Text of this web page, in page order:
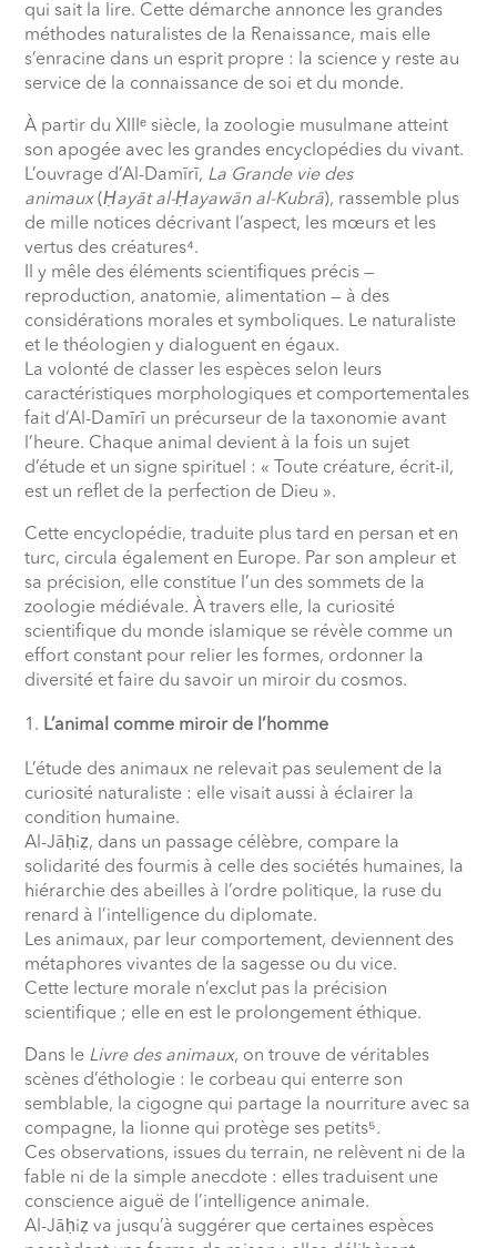
qui sait la lire. Cette démarche annonce les grandes
méthodes naturalistes de la Renaissance, mais elle
s’enracine dans un esprit propre : la science y reste au
service de la connaissance de soi et du monde.
À partir du XIIIᵉ siècle, la zoologie musulmane atteint
son apogée avec les grandes encyclopédies du vivant.
L’ouvrage d’Al-Damīrī, La Grande vie des
animaux(Ḥayāt al-Ḥayawān al-Kubrā), rassemble plus
de mille notices décrivant l’aspect, les mœurs et les
vertus des créatures⁴.
Il y mêle des éléments scientifiques précis —
reproduction, anatomie, alimentation — à des
considérations morales et symboliques. Le naturaliste
et le théologien y dialoguent en égaux.
La volonté de classer les espèces selon leurs
caractéristiques morphologiques et comportementales
fait d’Al-Damīrī un précurseur de la taxonomie avant
l’heure. Chaque animal devient à la fois un sujet
d’étude et un signe spirituel : « Toute créature, écrit-il,
est un reflet de la perfection de Dieu ».
Cette encyclopédie, traduite plus tard en persan et en
turc, circula également en Europe. Par son ampleur et
sa précision, elle constitue l’un des sommets de la
zoologie médiévale. À travers elle, la curiosité
scientifique du monde islamique se révèle comme un
effort constant pour relier les formes, ordonner la
diversité et faire du savoir un miroir du cosmos.
L’animal comme miroir de l’homme
L’étude des animaux ne relevait pas seulement de la
curiosité naturaliste : elle visait aussi à éclairer la
condition humaine.
Al-Jāḥiẓ, dans un passage célèbre, compare la
solidarité des fourmis à celle des sociétés humaines, la
hiérarchie des abeilles à l’ordre politique, la ruse du
renard à l’intelligence du diplomate.
Les animaux, par leur comportement, deviennent des
métaphores vivantes de la sagesse ou du vice.
Cette lecture morale n’exclut pas la précision
scientifique ; elle en est le prolongement éthique.
Dans le Livre des animaux, on trouve de véritables
scènes d’éthologie : le corbeau qui enterre son
semblable, la cigogne qui partage la nourriture avec sa
compagne, la lionne qui protège ses petits⁵.
Ces observations, issues du terrain, ne relèvent ni de la
fable ni de la simple anecdote : elles traduisent une
conscience aiguë de l’intelligence animale.
Al-Jāḥiẓ va jusqu’à suggérer que certaines espèces